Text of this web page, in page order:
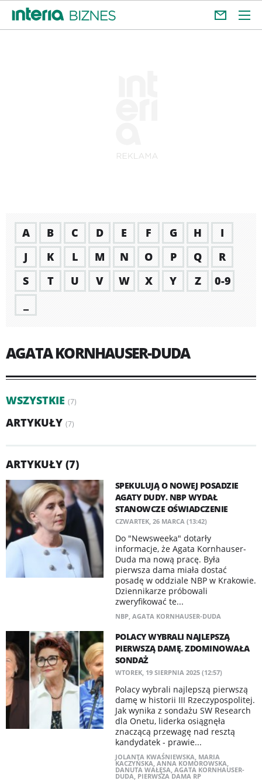
A B C D E F G H
I
J
K L M N O P Q
R
S
T U V W X Y Z
0-9
AGATA KORNHAUSER-DUDA
WSZYSTKIE (7)
ARTYKUŁY (7)
ARTYKUŁY (7)
SPEKULUJĄ O NOWEJ POSADZIE
AGATY DUDY. NBP WYDAŁ
STANOWCZE OŚWIADCZENIE
CZWARTEK, 26 MARCA (13:42)
Do "Newsweeka" dotarły
informacje, że Agata Kornhauser-
Duda ma nową pracę. Była
pierwsza dama miała dostać
posadę w oddziale NBP w Krakowie.
Dziennikarze próbowali
zweryfikować te...
NBP, AGATA KORNHAUSER-DUDA
POLACY WYBRALI NAJLEPSZĄ
PIERWSZĄ DAMĘ. ZDOMINOWAŁA
SONDAŻ
WTOREK, 19 SIERPNIA 2025 (12:57)
Polacy wybrali najlepszą pierwszą
damę w historii III Rzeczypospolitej.
Jak wynika z sondażu SW Research
dla Onetu, liderka osiągnęła
znaczącą przewagę nad resztą
kandydatek - prawie...
JOLANTA KWAŚNIEWSKA, MARIA
KACZYŃSKA, ANNA KOMOROWSKA,
DANUTA WAŁĘSA, AGATA KORNHAUSER-
DUDA, PIERWSZA DAMA RP